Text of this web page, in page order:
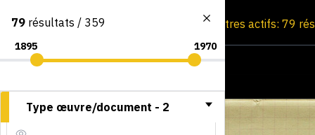
Consultation par image Filtres actifs: 79
79 résultats / 359
Type œuvre/document - 2